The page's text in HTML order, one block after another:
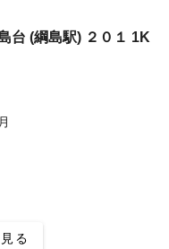
台 (綱島駅) ２０１ 1K
る